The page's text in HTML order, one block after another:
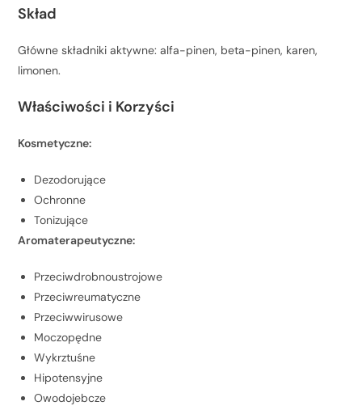
Skład
Główne składniki aktywne: alfa-pinen, beta-pinen, karen,
limonen.
Właściwości i Korzyści
Kosmetyczne:
Dezodorujące
Ochronne
Tonizujące
Aromaterapeutyczne:
Przeciwdrobnoustrojowe
Przeciwreumatyczne
Przeciwwirusowe
Moczopędne
Wykrztuśne
Hipotensyjne
Owodojebcze